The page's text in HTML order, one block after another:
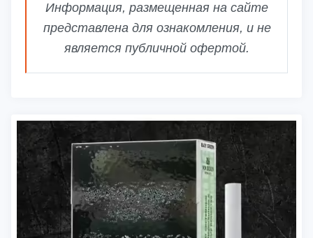
Информация, размещенная на сайте
представлена для ознакомления, и не
является публичной офертой.